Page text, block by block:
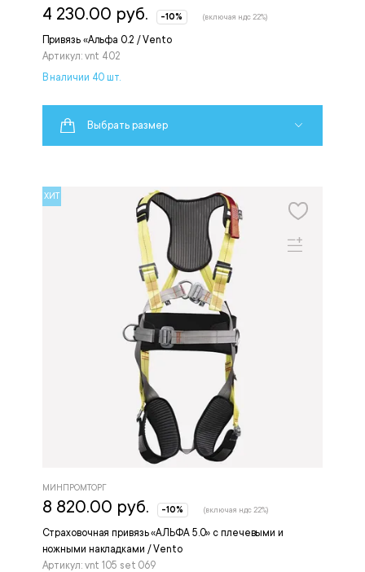
Привязь «Альфа 0.2 / Vento
Артикул: vnt 402
4 230.00 руб. -10% (включая ндс 22%)
В наличии 40 шт.
Выбрать размер
ХИТ
Страховочная привязь «АЛЬФА 5.0» с плечевыми и
ножными накладками / Vento
Артикул: vnt 105 set 069
МИНПРОМТОРГ
8 820.00 руб. -10% (включая ндс 22%)